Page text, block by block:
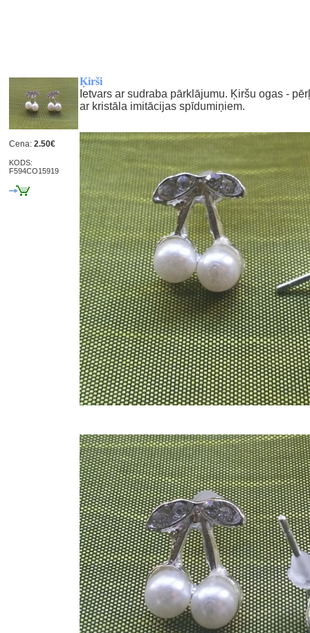
Cena: 2.50€
KODS:
F594CO15919
Ķirši
Ietvars ar sudraba pārklājumu. Ķiršu ogas -
ar kristāla imitācijas spīdumiņiem.